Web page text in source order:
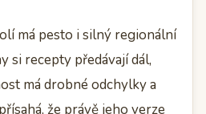
má pesto i silný regionální
si recepty předávají dál,
má drobné odchylky a
že právě jeho verze